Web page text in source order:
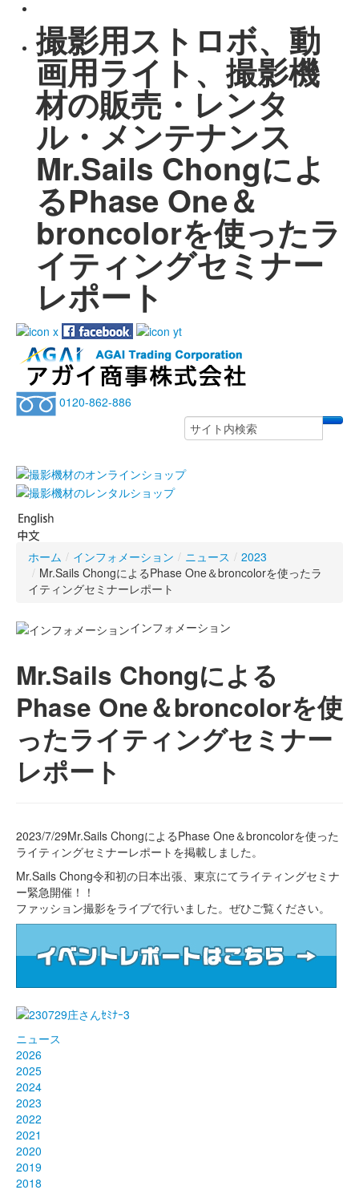
撮影用ストロボ、動
画用ライト、撮影機
材の販売・レンタ
ル・メンテナンス
Mr.Sails Chongによ
るPhase One＆
broncolorを使ったラ
イティングセミナー
レポート
0120-862-886
ホーム / インフォメーション / ニュース / 2023
/ Mr.Sails ChongによるPhase One＆broncolorを使ったラ
イティングセミナーレポート
インフォメーション
Mr.Sails Chongによる
Phase One＆broncolorを使
ったライティングセミナー
レポート
2023/7/29Mr.Sails ChongによるPhase One＆broncolorを使った
ライティングセミナーレポートを掲載しました。
Mr.Sails Chong令和初の日本出張、東京にてライティングセミナ
ー緊急開催！！
ファッション撮影をライブで行いました。ぜひご覧ください。
ニュース
2026
2025
2024
2023
2022
2021
2020
2019
2018